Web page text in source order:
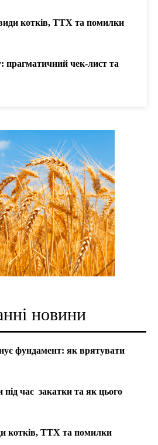
котків, ТТХ та помилки
прагматичний чек-лист та
новини
фундамент: як врятувати
час закатки та як цього
котків, ТТХ та помилки